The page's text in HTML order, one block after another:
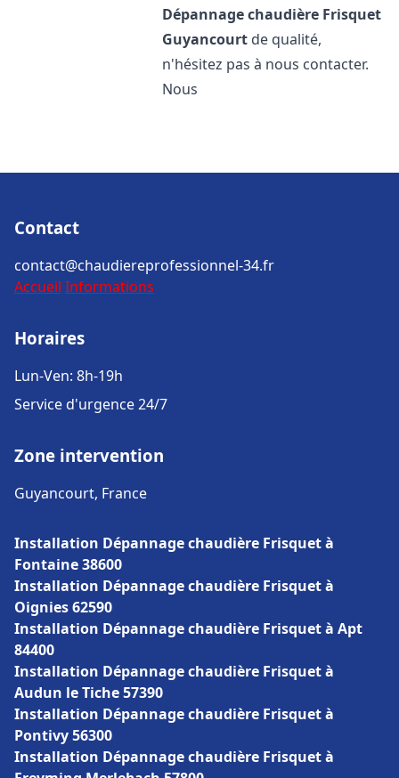
Dépannage chaudière Frisquet
Guyancourt de qualité,
n'hésitez pas à nous contacter.
Nous
Contact
contact@chaudiereprofessionnel-34.fr
Accueil Informations
Horaires
Lun-Ven: 8h-19h
Service d'urgence 24/7
Zone intervention
Guyancourt, France
Installation Dépannage chaudière Frisquet à
Fontaine 38600
Installation Dépannage chaudière Frisquet à
Oignies 62590
Installation Dépannage chaudière Frisquet à Apt
84400
Installation Dépannage chaudière Frisquet à
Audun le Tiche 57390
Installation Dépannage chaudière Frisquet à
Pontivy 56300
Installation Dépannage chaudière Frisquet à